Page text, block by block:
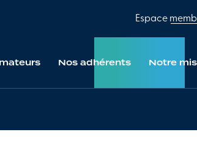
Espace
Nos adhérents Notre